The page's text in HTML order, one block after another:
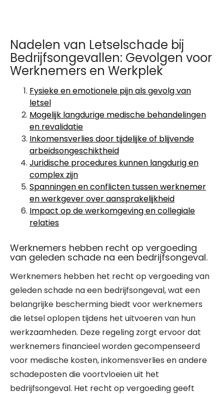
Nadelen van Letselschade bij
Bedrijfsongevallen: Gevolgen voor
Werknemers en Werkplek
Fysieke en emotionele pijn als gevolg van
letsel
Mogelijk langdurige medische behandelingen
en revalidatie
Inkomensverlies door tijdelijke of blijvende
arbeidsongeschiktheid
Juridische procedures kunnen langdurig en
complex zijn
Spanningen en conflicten tussen werknemer
en werkgever over aansprakelijkheid
Impact op de werkomgeving en collegiale
relaties
Werknemers hebben recht op vergoeding
van geleden schade na een bedrijfsongeval.
Werknemers hebben het recht op vergoeding van
geleden schade na een bedrijfsongeval, wat een
belangrijke bescherming biedt voor werknemers
die letsel oplopen tijdens het uitvoeren van hun
werkzaamheden. Deze regeling zorgt ervoor dat
werknemers financieel worden gecompenseerd
voor medische kosten, inkomensverlies en andere
schadeposten die voortvloeien uit het
bedrijfsongeval. Het recht op vergoeding geeft